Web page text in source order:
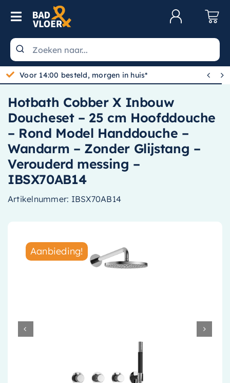
Skip to content
Toggle Navigation
Wastafels
Toiletten
Spiegels
Kranen
Douche
Badkamermeubels
Installatiemateriaal
Gratis bezorgd vanaf 100,-
 
Hotbath Cobber X Inbouw
Doucheset – 25 cm Hoofddouche
– Rond Model Handdouche –
Wandarm – Zonder Glijstang –
Verouderd messing –
IBSX70AB14
Artikelnummer: IBSX70AB14
Aanbieding!